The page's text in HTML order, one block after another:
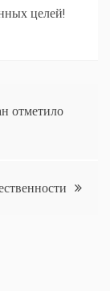
целей!
отметило